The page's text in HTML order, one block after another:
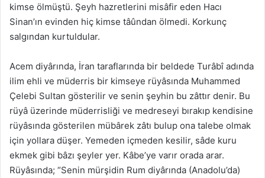
kimse ölmüştü. Şeyh hazretlerini misâfir eden Hacı
Sinan’ın evinden hiç kimse tâûndan ölmedi. Korkunç
salgından kurtuldular.
Acem diyârında, İran taraflarında bir beldede Turâbî adında
ilim ehli ve müderris bir kimseye rüyâsında Muhammed
Çelebi Sultan gösterilir ve senin şeyhin bu zâttır denir. Bu
rüyâ üzerinde müderrisliği ve medreseyi bırakıp kendisine
rüyâsında gösterilen mübârek zâtı bulup ona talebe olmak
için yollara düşer. Yemeden içmeden kesilir, sâde kuru
ekmek gibi bâzı şeyler yer. Kâbe’ye varır orada arar.
Rüyâsında; “Senin mürşidin Rum diyârında (Anadolu’da)